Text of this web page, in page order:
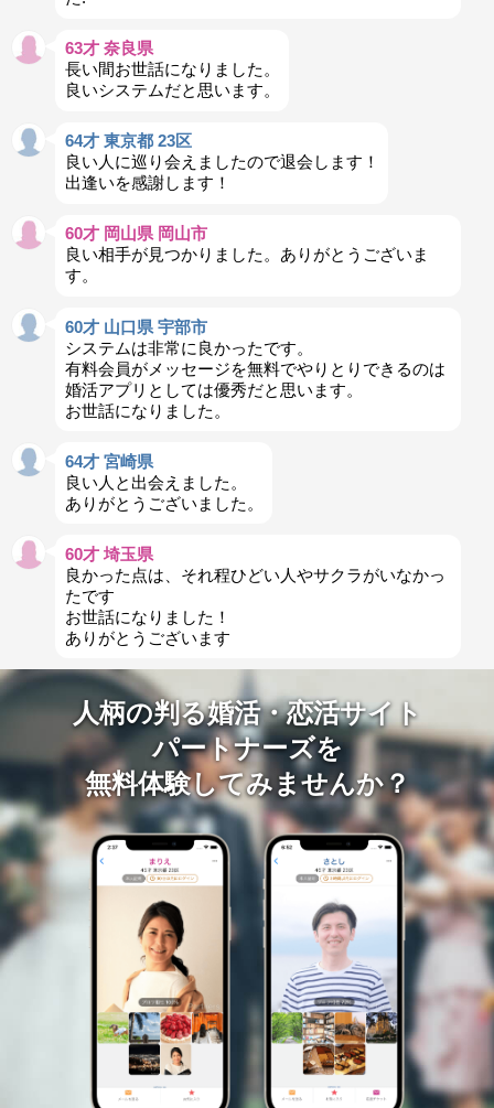
63才 奈良県
長い間お世話になりました。
良いシステムだと思います。
64才 東京都 23区
良い人に巡り会えましたので退会します！
出逢いを感謝します！
60才 岡山県 岡山市
良い相手が見つかりました。ありがとうございま
す。
60才 山口県 宇部市
システムは非常に良かったです。
有料会員がメッセージを無料でやりとりできるのは
婚活アプリとしては優秀だと思います。
お世話になりました。
64才 宮崎県
良い人と出会えました。
ありがとうございました。
60才 埼玉県
良かった点は、それ程ひどい人やサクラがいなかっ
たです
お世話になりました！
ありがとうございます
人柄の判る婚活・恋活サイト
パートナーズを
無料体験してみませんか？